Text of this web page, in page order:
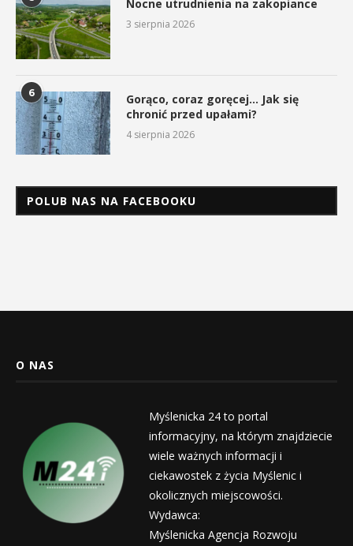
Nocne utrudnienia na zakopiance
3 sierpnia 2026
6
Gorąco, coraz goręcej… Jak się
chronić przed upałami?
4 sierpnia 2026
POLUB NAS NA FACEBOOKU
O NAS
Myślenicka 24 to portal
informacyjny, na którym znajdziecie
wiele ważnych informacji i
ciekawostek z życia Myślenic i
okolicznych miejscowości.
Wydawca:
Myślenicka Agencja Rozwoju